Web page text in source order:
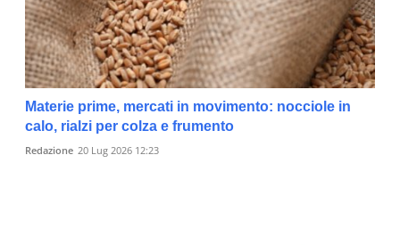
Materie prime, mercati in movimento: nocciole in
calo, rialzi per colza e frumento
Redazione 20 Lug 2026 12:23